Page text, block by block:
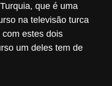
que é uma
na televisão turca
estes dois
um deles tem de